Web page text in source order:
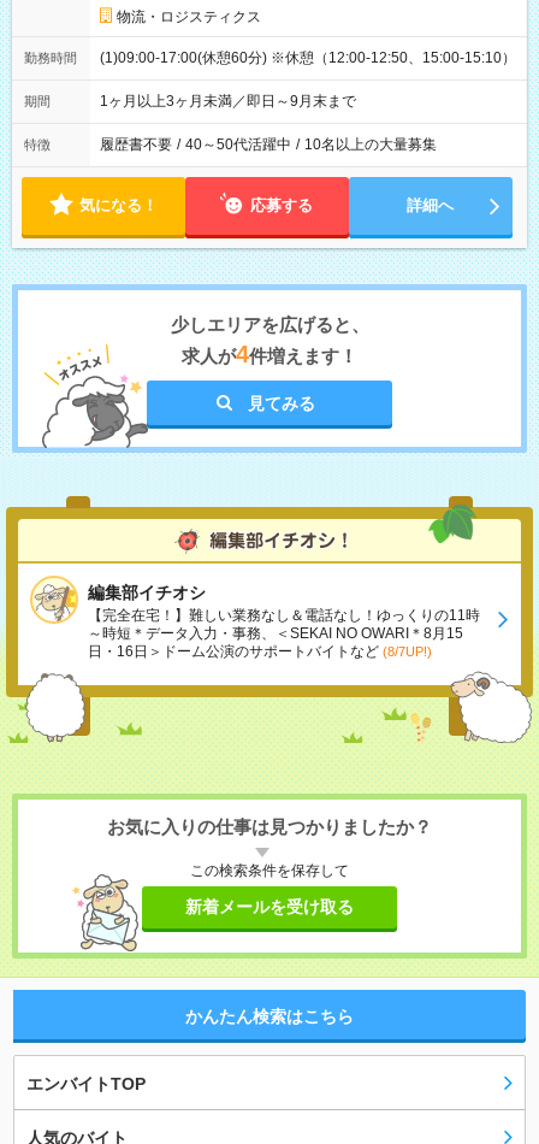
物流・ロジスティクス
勤務時間 (1)09:00-17:00(休憩60分) ※休憩（12:00-12:50、15:00-15:10）
期間 1ヶ月以上3ヶ月未満／即日～9月末まで
特徴 履歴書不要 / 40～50代活躍中 / 10名以上の大量募集
気になる！ 応募する 詳細へ
少しエリアを広げると、
求人が4件増えます！
見てみる
編集部イチオシ
【完全在宅！】難しい業務なし＆電話なし！ゆっくりの11時
～時短＊データ入力・事務、＜SEKAI NO OWARI＊8月15
日・16日＞ドーム公演のサポートバイトなど (8/7UP!)
お気に入りの仕事は見つかりましたか？
この検索条件を保存して
新着メールを受け取る
かんたん検索はこちら
エンバイトTOP
人気のバイト